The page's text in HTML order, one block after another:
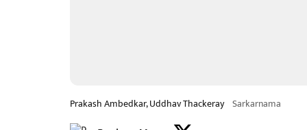
Prakash Ambedkar, Uddhav Thackeray Sarkarnama